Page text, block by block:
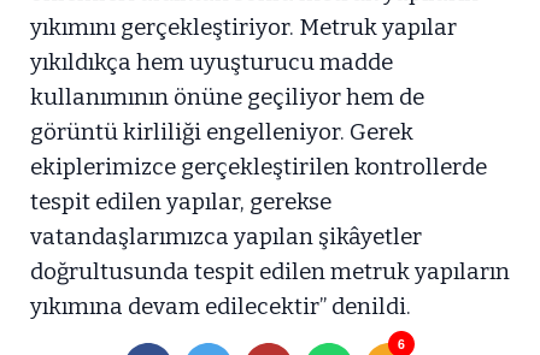
yıkımını gerçekleştiriyor. Metruk yapılar
yıkıldıkça hem uyuşturucu madde
kullanımının önüne geçiliyor hem de
görüntü kirliliği engelleniyor. Gerek
ekiplerimizce gerçekleştirilen kontrollerde
tespit edilen yapılar, gerekse
vatandaşlarımızca yapılan şikâyetler
doğrultusunda tespit edilen metruk yapıların
yıkımına devam edilecektir” denildi.
6